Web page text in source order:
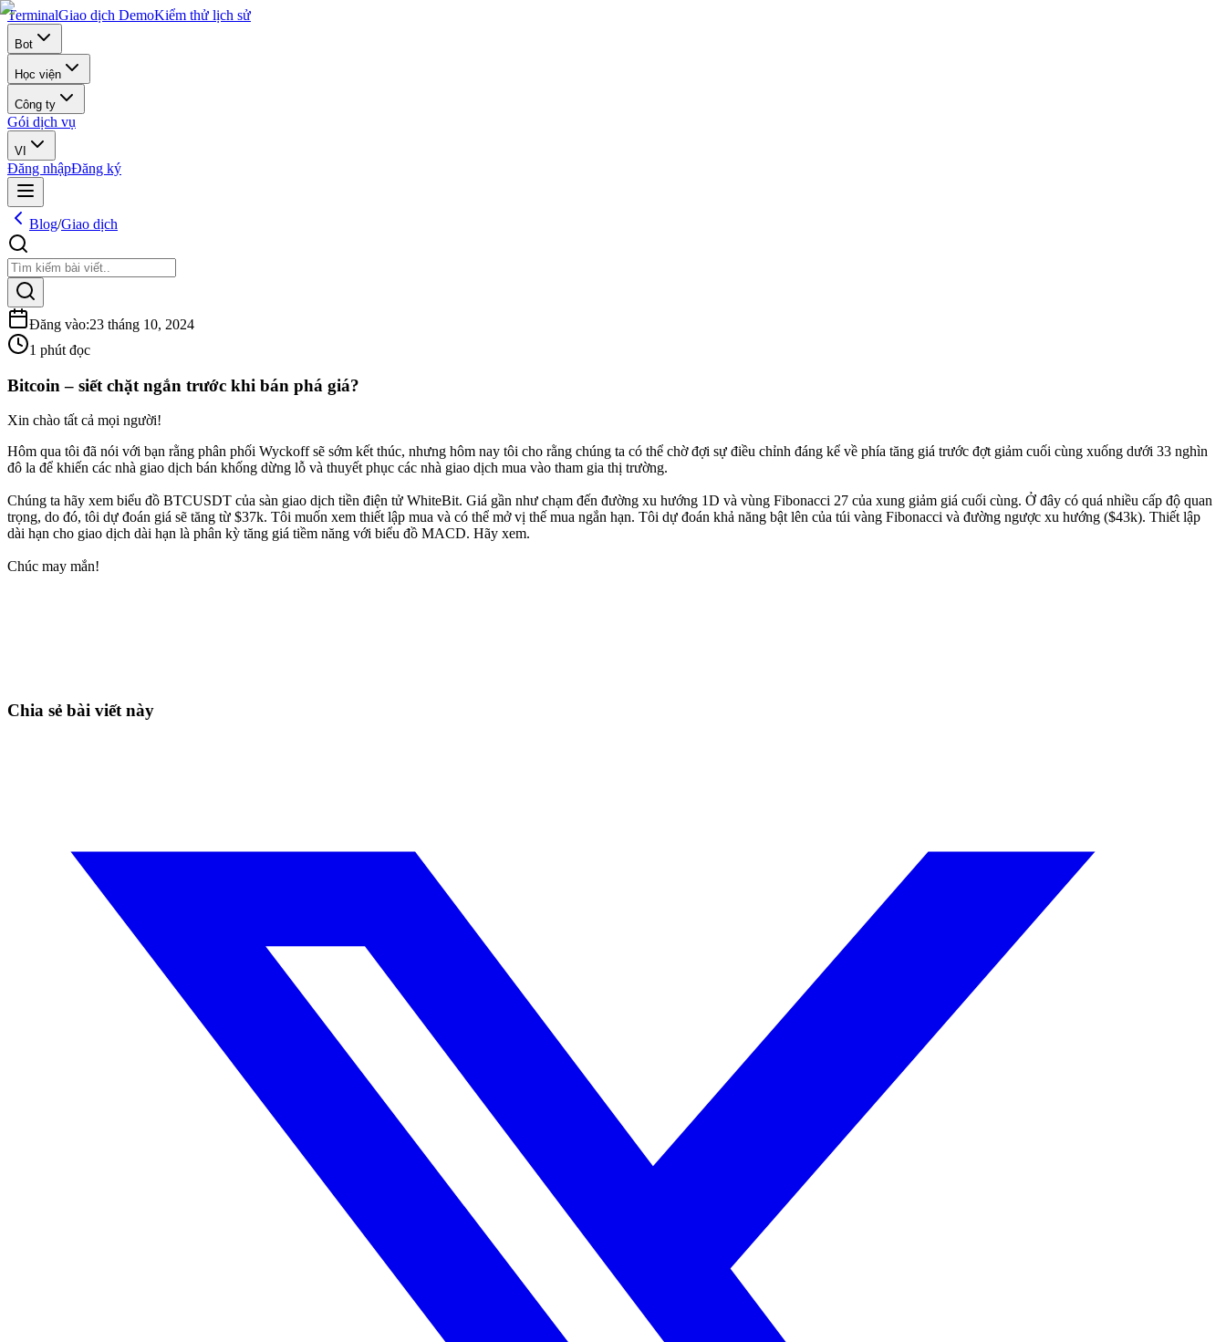
TerminalGiao dịch DemoKiểm thử lịch sử
Bot
Học viện
Công ty
Gói dịch vụ
VI
Đăng nhậpĐăng ký
Blog/Giao dịch
Đăng vào:23 tháng 10, 2024
1 phút đọc
Bitcoin – siết chặt ngắn trước khi bán phá giá?
Xin chào tất cả mọi người!
Hôm qua tôi đã nói với bạn rằng phân phối Wyckoff sẽ sớm kết thúc, nhưng hôm nay tôi cho rằng chúng ta có thể chờ đợi sự điều chỉnh đáng kể về phía tăng giá trước đợt giảm cuối cùng xuống dưới 33 nghìn
đô la để khiến các nhà giao dịch bán khống dừng lỗ và thuyết phục các nhà giao dịch mua vào tham gia thị trường.
Chúng ta hãy xem biểu đồ BTCUSDT của sàn giao dịch tiền điện tử WhiteBit. Giá gần như chạm đến đường xu hướng 1D và vùng Fibonacci 27 của xung giảm giá cuối cùng. Ở đây có quá nhiều cấp độ quan
trọng, do đó, tôi dự đoán giá sẽ tăng từ $37k. Tôi muốn xem thiết lập mua và có thể mở vị thế mua ngắn hạn. Tôi dự đoán khả năng bật lên của túi vàng Fibonacci và đường ngược xu hướng ($43k). Thiết lập
dài hạn cho giao dịch dài hạn là phân kỳ tăng giá tiềm năng với biểu đồ MACD. Hãy xem.
Chúc may mắn!
Chia sẻ bài viết này